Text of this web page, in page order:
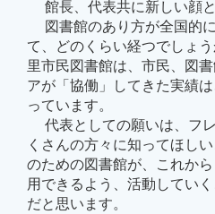
館長、代表共に新しい顔
図書館のあり方が全国的
て、どのくらい経つでしょ
里市民図書館は、市民、図
アが「協働」してきた実績
っています。
代表としての願いは、フ
くさんの方々に知ってほし
のための図書館が、これか
用できるよう、活動してい
だと思います。